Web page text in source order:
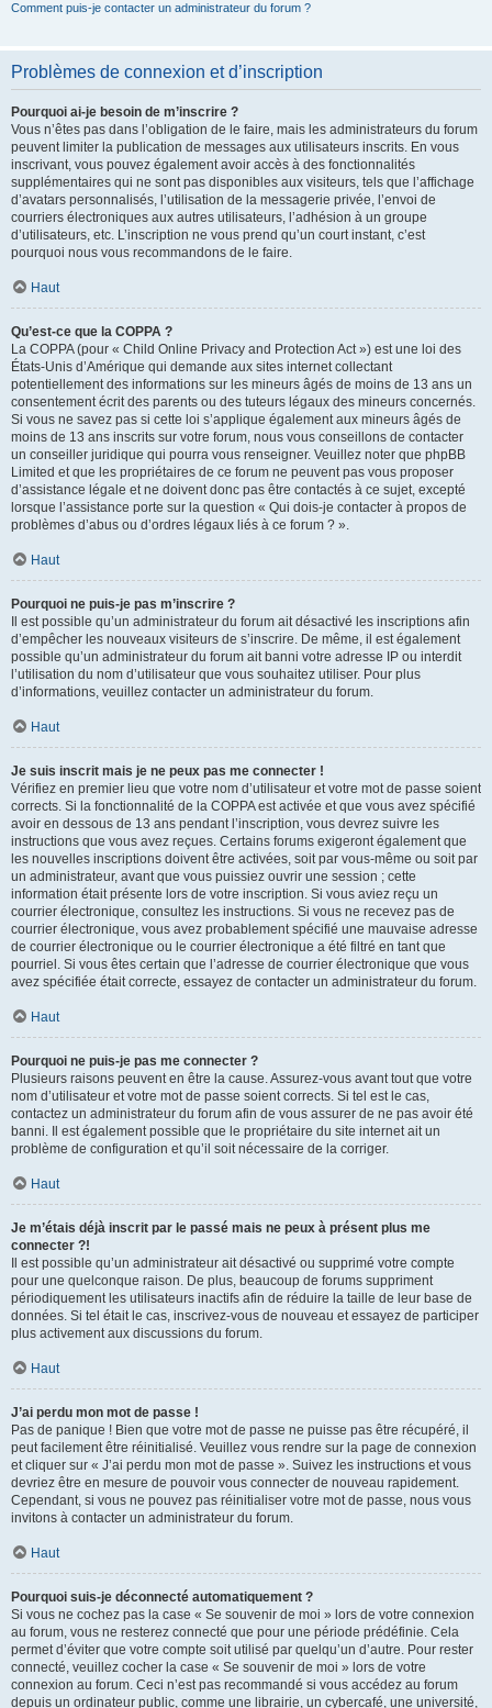
Comment puis-je contacter un administrateur du forum ?
Problèmes de connexion et d’inscription
Pourquoi ai-je besoin de m’inscrire ?
Vous n’êtes pas dans l’obligation de le faire, mais les administrateurs du forum
peuvent limiter la publication de messages aux utilisateurs inscrits. En vous
inscrivant, vous pouvez également avoir accès à des fonctionnalités
supplémentaires qui ne sont pas disponibles aux visiteurs, tels que l’affichage
d’avatars personnalisés, l’utilisation de la messagerie privée, l’envoi de
courriers électroniques aux autres utilisateurs, l’adhésion à un groupe
d’utilisateurs, etc. L’inscription ne vous prend qu’un court instant, c’est
pourquoi nous vous recommandons de le faire.
Haut
Qu’est-ce que la COPPA ?
La COPPA (pour « Child Online Privacy and Protection Act ») est une loi des
États-Unis d’Amérique qui demande aux sites internet collectant
potentiellement des informations sur les mineurs âgés de moins de 13 ans un
consentement écrit des parents ou des tuteurs légaux des mineurs concernés.
Si vous ne savez pas si cette loi s’applique également aux mineurs âgés de
moins de 13 ans inscrits sur votre forum, nous vous conseillons de contacter
un conseiller juridique qui pourra vous renseigner. Veuillez noter que phpBB
Limited et que les propriétaires de ce forum ne peuvent pas vous proposer
d’assistance légale et ne doivent donc pas être contactés à ce sujet, excepté
lorsque l’assistance porte sur la question « Qui dois-je contacter à propos de
problèmes d’abus ou d’ordres légaux liés à ce forum ? ».
Haut
Pourquoi ne puis-je pas m’inscrire ?
Il est possible qu’un administrateur du forum ait désactivé les inscriptions afin
d’empêcher les nouveaux visiteurs de s’inscrire. De même, il est également
possible qu’un administrateur du forum ait banni votre adresse IP ou interdit
l’utilisation du nom d’utilisateur que vous souhaitez utiliser. Pour plus
d’informations, veuillez contacter un administrateur du forum.
Haut
Je suis inscrit mais je ne peux pas me connecter !
Vérifiez en premier lieu que votre nom d’utilisateur et votre mot de passe soient
corrects. Si la fonctionnalité de la COPPA est activée et que vous avez spécifié
avoir en dessous de 13 ans pendant l’inscription, vous devrez suivre les
instructions que vous avez reçues. Certains forums exigeront également que
les nouvelles inscriptions doivent être activées, soit par vous-même ou soit par
un administrateur, avant que vous puissiez ouvrir une session ; cette
information était présente lors de votre inscription. Si vous aviez reçu un
courrier électronique, consultez les instructions. Si vous ne recevez pas de
courrier électronique, vous avez probablement spécifié une mauvaise adresse
de courrier électronique ou le courrier électronique a été filtré en tant que
pourriel. Si vous êtes certain que l’adresse de courrier électronique que vous
avez spécifiée était correcte, essayez de contacter un administrateur du forum.
Haut
Pourquoi ne puis-je pas me connecter ?
Plusieurs raisons peuvent en être la cause. Assurez-vous avant tout que votre
nom d’utilisateur et votre mot de passe soient corrects. Si tel est le cas,
contactez un administrateur du forum afin de vous assurer de ne pas avoir été
banni. Il est également possible que le propriétaire du site internet ait un
problème de configuration et qu’il soit nécessaire de la corriger.
Haut
Je m’étais déjà inscrit par le passé mais ne peux à présent plus me
connecter ?!
Il est possible qu’un administrateur ait désactivé ou supprimé votre compte
pour une quelconque raison. De plus, beaucoup de forums suppriment
périodiquement les utilisateurs inactifs afin de réduire la taille de leur base de
données. Si tel était le cas, inscrivez-vous de nouveau et essayez de participer
plus activement aux discussions du forum.
Haut
J’ai perdu mon mot de passe !
Pas de panique ! Bien que votre mot de passe ne puisse pas être récupéré, il
peut facilement être réinitialisé. Veuillez vous rendre sur la page de connexion
et cliquer sur « J’ai perdu mon mot de passe ». Suivez les instructions et vous
devriez être en mesure de pouvoir vous connecter de nouveau rapidement.
Cependant, si vous ne pouvez pas réinitialiser votre mot de passe, nous vous
invitons à contacter un administrateur du forum.
Haut
Pourquoi suis-je déconnecté automatiquement ?
Si vous ne cochez pas la case « Se souvenir de moi » lors de votre connexion
au forum, vous ne resterez connecté que pour une période prédéfinie. Cela
permet d’éviter que votre compte soit utilisé par quelqu’un d’autre. Pour rester
connecté, veuillez cocher la case « Se souvenir de moi » lors de votre
connexion au forum. Ceci n’est pas recommandé si vous accédez au forum
depuis un ordinateur public, comme une librairie, un cybercafé, une université,